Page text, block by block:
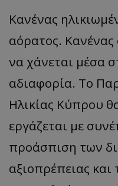
Κανένας
αόρατος.
να χάνεται μέσα
αδιαφορία. Το
Ηλικίας Κύπρου
εργάζεται με
προάσπιση των
αξιοπρέπειας